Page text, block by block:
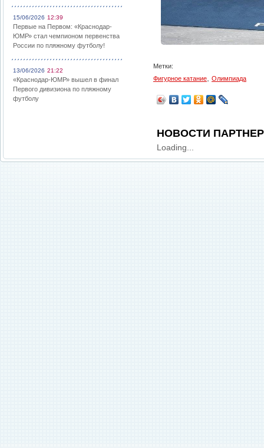
15/06/2026 12:39
Первые на Первом: «Краснодар-
ЮМР» стал чемпионом первенства
России по пляжному футболу!
13/06/2026 21:22
«Краснодар-ЮМР» вышел в финал
Первого дивизиона по пляжному
футболу
Метки:
Фигурное катание
Олимпиада
НОВОСТИ
Loading...